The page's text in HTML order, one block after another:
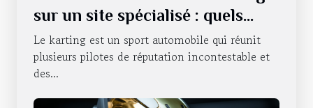
sur un site spécialisé : quels
sont les avantages qui en
découlent ?
Le karting est un sport automobile qui réunit
plusieurs pilotes de réputation incontestable et
des...